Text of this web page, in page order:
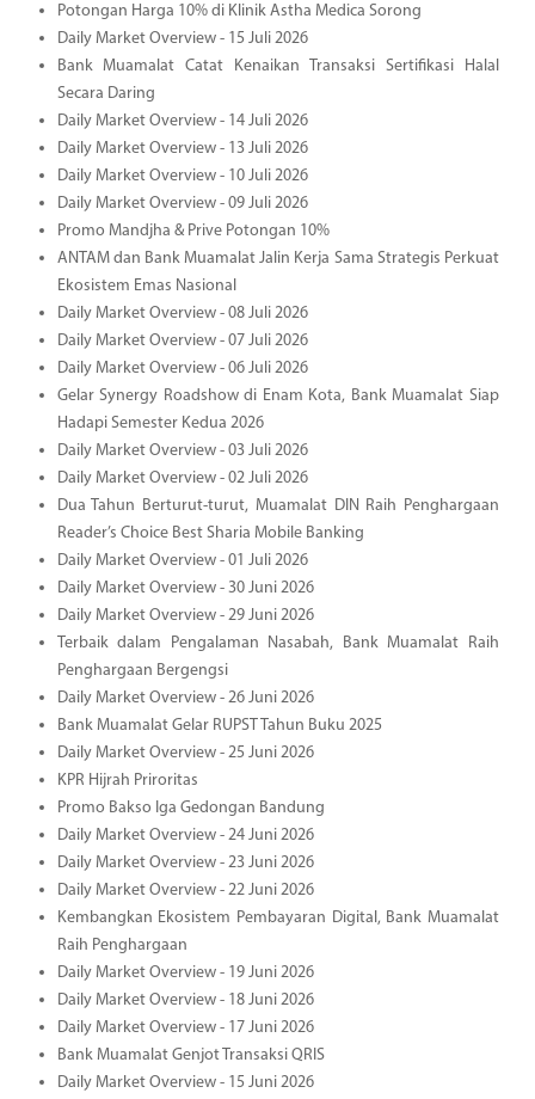
Potongan Harga 10% di Klinik Astha Medica Sorong
Daily Market Overview - 15 Juli 2026
Bank Muamalat Catat Kenaikan Transaksi Sertifikasi Halal
Secara Daring
Daily Market Overview - 14 Juli 2026
Daily Market Overview - 13 Juli 2026
Daily Market Overview - 10 Juli 2026
Daily Market Overview - 09 Juli 2026
Promo Mandjha & Prive Potongan 10%
ANTAM dan Bank Muamalat Jalin Kerja Sama Strategis Perkuat
Ekosistem Emas Nasional
Daily Market Overview - 08 Juli 2026
Daily Market Overview - 07 Juli 2026
Daily Market Overview - 06 Juli 2026
Gelar Synergy Roadshow di Enam Kota, Bank Muamalat Siap
Hadapi Semester Kedua 2026
Daily Market Overview - 03 Juli 2026
Daily Market Overview - 02 Juli 2026
Dua Tahun Berturut-turut, Muamalat DIN Raih Penghargaan
Reader’s Choice Best Sharia Mobile Banking
Daily Market Overview - 01 Juli 2026
Daily Market Overview - 30 Juni 2026
Daily Market Overview - 29 Juni 2026
Terbaik dalam Pengalaman Nasabah, Bank Muamalat Raih
Penghargaan Bergengsi
Daily Market Overview - 26 Juni 2026
Bank Muamalat Gelar RUPST Tahun Buku 2025
Daily Market Overview - 25 Juni 2026
KPR Hijrah Priroritas
Promo Bakso Iga Gedongan Bandung
Daily Market Overview - 24 Juni 2026
Daily Market Overview - 23 Juni 2026
Daily Market Overview - 22 Juni 2026
Kembangkan Ekosistem Pembayaran Digital, Bank Muamalat
Raih Penghargaan
Daily Market Overview - 19 Juni 2026
Daily Market Overview - 18 Juni 2026
Daily Market Overview - 17 Juni 2026
Bank Muamalat Genjot Transaksi QRIS
Daily Market Overview - 15 Juni 2026